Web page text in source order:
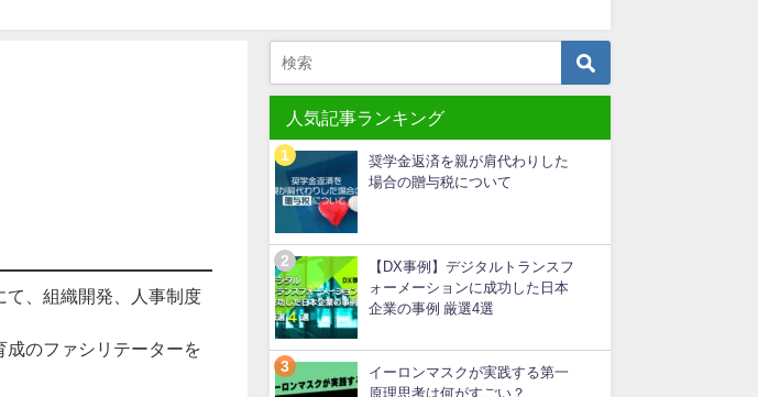
て、組織開発、人事制度
のファシリテーターを
人気記事ランキング
奨学金返済を親が肩代わりした
場合の贈与税について
【DX事例】デジタルトランスフ
ォーメーションに成功した日本
企業の事例 厳選4選
イーロンマスクが実践する第一
原理思考は何がすごい？